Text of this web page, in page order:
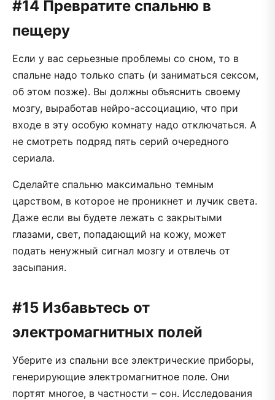
#14 Превратите спальню в
пещеру
Если у вас серьезные проблемы со сном, то в
спальне надо только спать (и заниматься сексом,
об этом позже). Вы должны объяснить своему
мозгу, выработав нейро-ассоциацию, что при
входе в эту особую комнату надо отключаться. А
не смотреть подряд пять серий очередного
сериала.
Сделайте спальню максимально темным
царством, в которое не проникнет и лучик света.
Даже если вы будете лежать с закрытыми
глазами, свет, попадающий на кожу, может
подать ненужный сигнал мозгу и отвлечь от
засыпания.
#15 Избавьтесь от
электромагнитных полей
Уберите из спальни все электрические приборы,
генерирующие электромагнитное поле. Они
портят многое, в частности – сон. Исследования